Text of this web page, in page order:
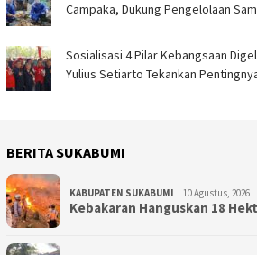
Campaka, Dukung Pengelolaan
Sosialisasi 4 Pilar Kebangsaan
Yulius Setiarto Tekankan
BERITA SUKABUMI
KABUPATEN SUKABUMI 10 Agustus, 2026
Kebakaran Hanguskan 18